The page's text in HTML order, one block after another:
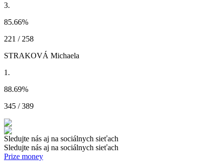
3.
85.66%
221 / 258
STRAKOVÁ Michaela
1.
88.69%
345 / 389
Sledujte nás aj na sociálnych sieťach
Sledujte nás aj na sociálnych sieťach
Prize money